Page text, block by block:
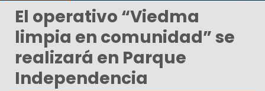
El operativo “Viedma
limpia en comunidad” se
realizará en Parque
Independencia